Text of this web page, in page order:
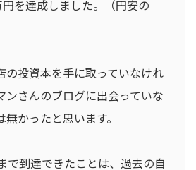
を達成しました。（円安の
の投資本を手に取っていなけれ
さんのブログに出会っていな
かったと思います。
で到達できたことは、過去の自